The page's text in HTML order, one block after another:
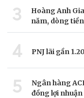
3
Hoàng Anh
năm, dòng
4 PNJ lãi gần
5
Ngân hàng
đồng lợi